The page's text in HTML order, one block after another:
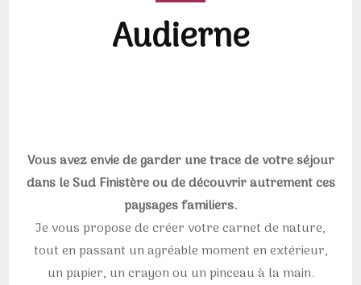
Audierne
Vous avez envie de garder une trace de votre séjour
dans le Sud Finistère ou de découvrir autrement ces
paysages familiers.
Je vous propose de créer votre carnet de nature,
tout en passant un agréable moment en extérieur,
un papier, un crayon ou un pinceau à la main.